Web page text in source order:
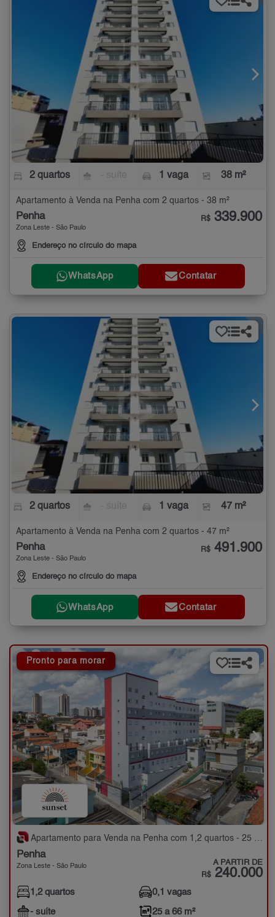
2 quartos 1 vaga 38 m²
Apartamento à Venda na Penha com 2 quartos - 38 m²
Penha
Zona Leste - São Paulo
Endereço no círculo do mapa
R$ 339.900
WhatsApp Contatar
2 quartos 1 vaga 47 m²
Apartamento à Venda na Penha com 2 quartos - 47 m²
Penha
Zona Leste - São Paulo
Endereço no círculo do mapa
R$ 491.900
WhatsApp Contatar
Pronto para morar
Apartamento para Venda na Penha com 1,2 quartos - 25 a 66 m²
Penha
Zona Leste - São Paulo A PARTIR DE
R$ 240.000
1,2 quartos
- suíte
0,1 vagas
25 a 66 m²